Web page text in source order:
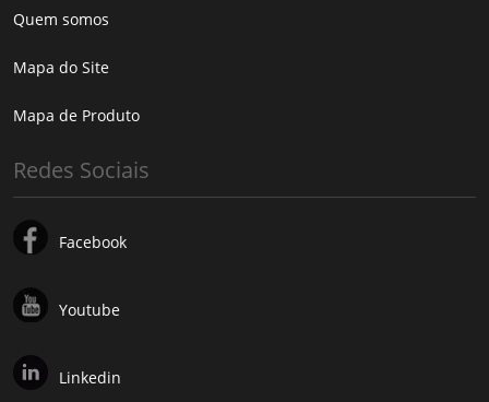
Quem somos
Mapa do Site
Mapa de Produto
Redes Sociais
Facebook
Youtube
Linkedin